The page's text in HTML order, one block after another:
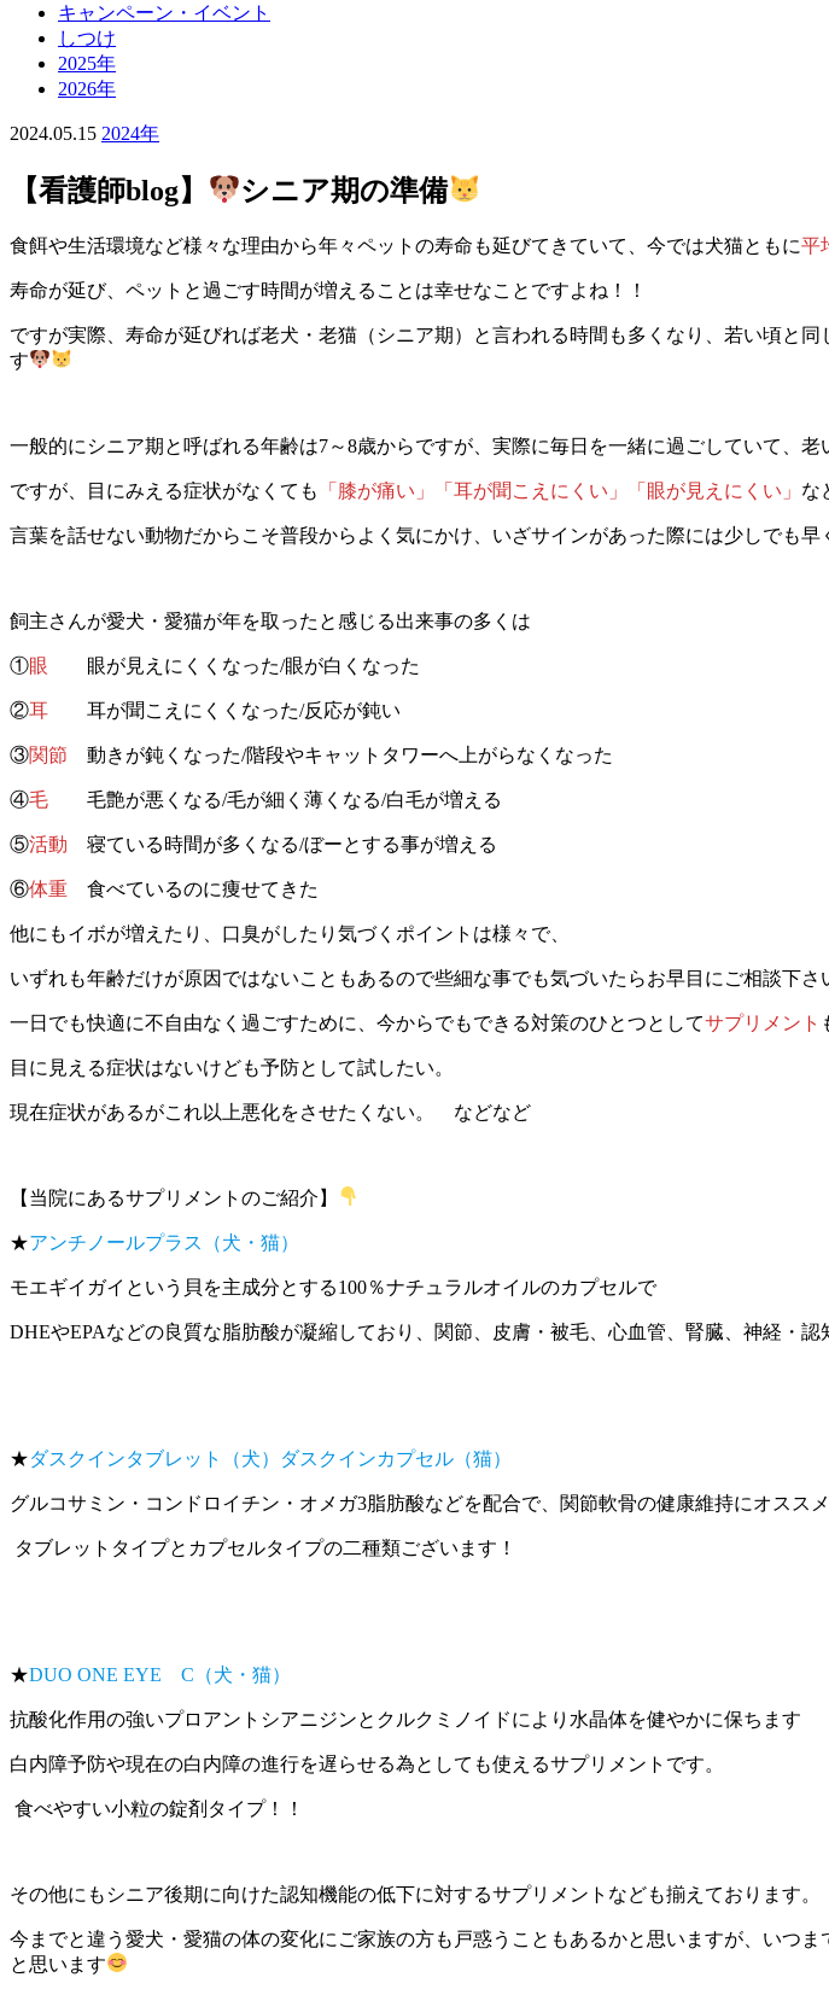
キャンペーン・イベント
しつけ
2025年
2026年
2024.05.15 2024年
【看護師blog】 シニア期の準備
食餌や生活環境など様々な理由から年々ペットの寿命も延びてきていて、今では犬猫ともに平
寿命が延び、ペットと過ごす時間が増えることは幸せなことですよね！！
ですが実際、寿命が延びれば老犬・老猫（シニア期）と言われる時間も多くなり、若い頃と
す
一般的にシニア期と呼ばれる年齢は7～8歳からですが、実際に毎日を一緒に過ごしていて、
ですが、目にみえる症状がなくても 「膝が痛い」「耳が聞こえにくい」「眼が見えにくい」 な
言葉を話せない動物だからこそ普段からよく気にかけ、いざサインがあった際には少しでも早
飼主さんが愛犬・愛猫が年を取ったと感じる出来事の多くは
①眼 眼が見えにくくなった/眼が白くなった
②耳 耳が聞こえにくくなった/反応が鈍い
③関節 動きが鈍くなった/階段やキャットタワーへ上がらなくなった
④毛 毛艶が悪くなる/毛が細く薄くなる/白毛が増える
⑤活動 寝ている時間が多くなる/ぼーとする事が増える
⑥体重 食べているのに痩せてきた
他にもイボが増えたり、口臭がしたり気づくポイントは様々で、
いずれも年齢だけが原因ではないこともあるので些細な事でも気づいたらお早目にご相談下さ
一日でも快適に不自由なく過ごすために、今からでもできる対策のひとつとしてサプリメント
目に見える症状はないけども予防として試したい。
現在症状があるがこれ以上悪化をさせたくない。 などなど
【当院にあるサプリメントのご紹介】
★アンチノールプラス（犬・猫）
モエギイガイという貝を主成分とする100％ナチュラルオイルのカプセルで
DHEやEPAなどの良質な脂肪酸が凝縮しており、関節、皮膚・被毛、心血管、腎臓、神経・
★ダスクインタブレット（犬）ダスクインカプセル（猫）
グルコサミン・コンドロイチン・オメガ3脂肪酸などを配合で、関節軟骨の健康維持にオスス
タブレットタイプとカプセルタイプの二種類ございます！
★DUO ONE EYE C（犬・猫）
抗酸化作用の強いプロアントシアニジンとクルクミノイドにより水晶体を健やかに保ちます
白内障予防や現在の白内障の進行を遅らせる為としても使えるサプリメントです。
食べやすい小粒の錠剤タイプ！！
その他にもシニア後期に向けた認知機能の低下に対するサプリメントなども揃えております。
今までと違う愛犬・愛猫の体の変化にご家族の方も戸惑うこともあるかと思いますが、いつ
と思います